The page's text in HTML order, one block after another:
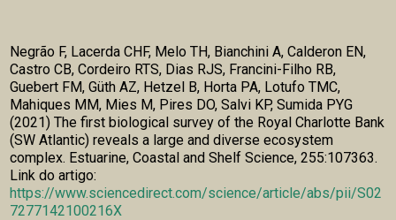
BAIXAR
Negrão F, Lacerda CHF, Melo TH, Bianchini A, Calderon EN,
Castro CB, Cordeiro RTS, Dias RJS, Francini-Filho RB,
Guebert FM, Güth AZ, Hetzel B, Horta PA, Lotufo TMC,
Mahiques MM, Mies M, Pires DO, Salvi KP, Sumida PYG
(2021) The first biological survey of the Royal Charlotte Bank
(SW Atlantic) reveals a large and diverse ecosystem
complex. Estuarine, Coastal and Shelf Science, 255:107363.
Link do artigo:
https://www.sciencedirect.com/science/article/abs/pii/S02
7277142100216X